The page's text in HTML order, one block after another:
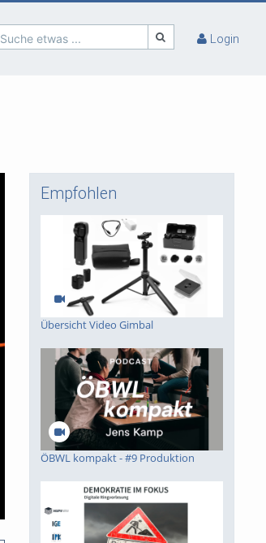
Suche etwas ... Login
Empfohlen
Übersicht Video Gimbal
ÖBWL kompakt - #9 Produktion